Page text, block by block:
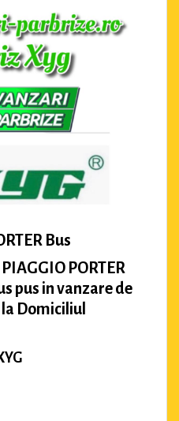
Bus
PORTER
pus in vanzare de
Domiciliul